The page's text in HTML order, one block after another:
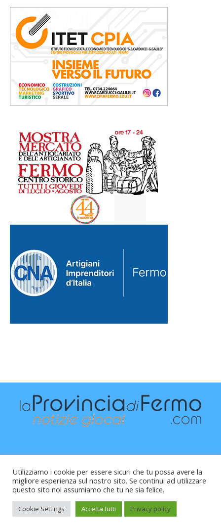
Raffaele Vitali - via Leopardi 10 - 61121 Pesaro (PU) -
Cod.Fisc VTLRFL77B02L500Y - Testata giornalistica, aut.
Trib.Fermo n.04/2010 del 05/08/2010
Utilizziamo i cookie per essere sicuri che tu possa avere la
migliore esperienza sul nostro sito. Se continui ad utilizzare
questo sito noi assumiamo che tu ne sia felice.
Cookie Settings Accetta tutti Privacy policy